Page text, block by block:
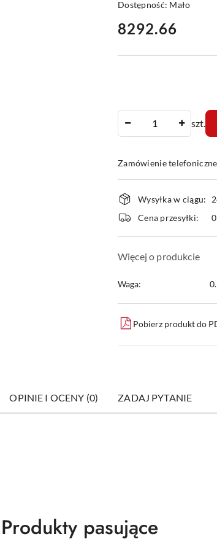
Dostępność: Mało
cena:
8292.66
szt.
Zamówienie
Dostępność
i
dostawa
Wysyłka w ciągu:
Cena przesyłki:
0
Więcej o produkcie
Waga:
Pobierz produkt do
OPINIE I OCENY (0) ZADAJ PYTANIE
Produkty
Produkty pasujące